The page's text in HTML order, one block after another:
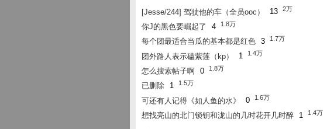
[Jesse/244] 驾驶他的车（全员ooc） 13 2万
你J的黑色要崛起了 4 1.8万
每个团最适合当瓜的基本都是红色 3 1.7万
团外路人表示磕紫莲（kp） 1 1.4万
怎么搜索帖子啊 0 1.8万
已删除 1 1.5万
可还有人记得《如人鱼的水》 0 1.6万
想找亮山的北门锁钥和泷山的几时花开几时醉 1 1.4万